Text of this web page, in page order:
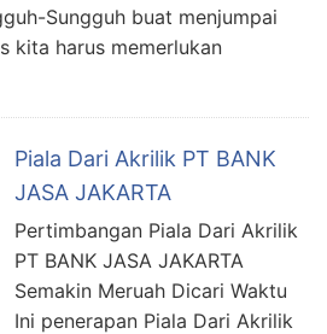
Sungguh buat menjumpai
kita harus memerlukan
Piala Dari Akrilik PT BANK
JASA JAKARTA
Pertimbangan Piala Dari Akrilik
PT BANK JASA JAKARTA
Semakin Meruah Dicari Waktu
Ini penerapan Piala Dari Akrilik